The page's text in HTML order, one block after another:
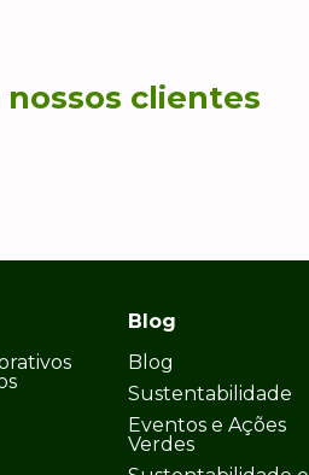
clientes
Blog
Blog
Sustentabilidade
Eventos e Ações
Verdes